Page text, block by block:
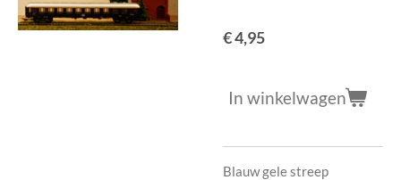
€ 4,95
In winkelwagen
Blauw gele streep